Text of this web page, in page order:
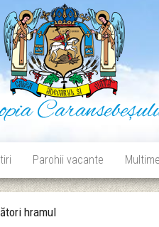
Caransebeșului
Parohii vacante
hramul